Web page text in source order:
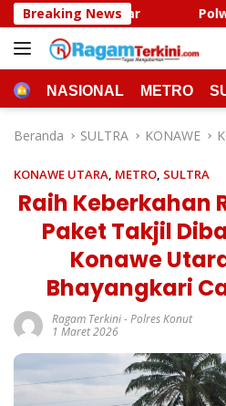
Langsung
ke
konten
Breaking News
Polwan Ditlantas Polda
HOMENASIONAL METRO
Beranda SULTRA KONAWE
KONAWE UTARA, METRO, SULTRA
Raih Keberkahan
Paket Takjil
Konawe
Bhayangkari
Ragam Terkini-Polres Konut
1 Maret 2026